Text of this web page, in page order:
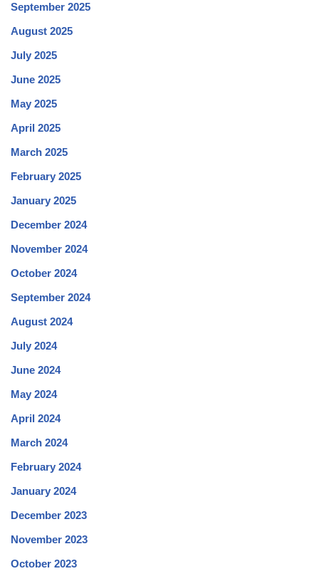
September 2025
August 2025
July 2025
June 2025
May 2025
April 2025
March 2025
February 2025
January 2025
December 2024
November 2024
October 2024
September 2024
August 2024
July 2024
June 2024
May 2024
April 2024
March 2024
February 2024
January 2024
December 2023
November 2023
October 2023